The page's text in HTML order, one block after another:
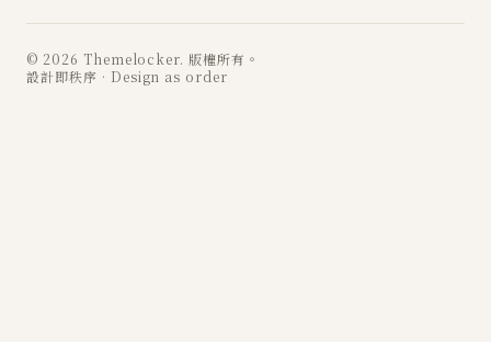
© 2026 Themelocker. 版權所有。
設計即秩序 · Design as order